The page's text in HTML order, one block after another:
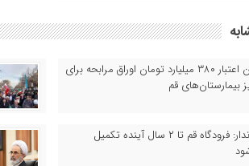
تامین اعتبار ۳۸۰ میلیارد تومان اوراق مرابحه برای
بیمارستان‌های قم
استاندار: فرودگاه قم تا ۲ سال آینده تکمیل